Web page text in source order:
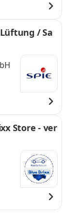
/ Sa
Store - ver